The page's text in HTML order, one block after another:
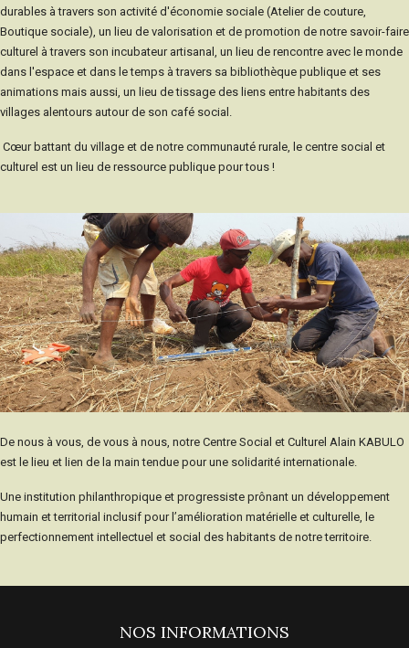
durables à travers son activité d'économie sociale (Atelier de couture,
Boutique sociale), un lieu de valorisation et de promotion de notre savoir-faire
culturel à travers son incubateur artisanal, un lieu de rencontre avec le monde
dans l'espace et dans le temps à travers sa bibliothèque publique et ses
animations mais aussi, un lieu de tissage des liens entre habitants des
villages alentours autour de son café social.
Cœur battant du village et de notre communauté rurale, le centre social et
culturel est un lieu de ressource publique pour tous !
De nous à vous, de vous à nous, notre Centre Social et Culturel Alain KABULO
est le lieu et lien de la main tendue pour une solidarité internationale.
Une institution philanthropique et progressiste prônant un développement
humain et territorial inclusif pour l’amélioration matérielle et culturelle, le
perfectionnement intellectuel et social des habitants de notre territoire.
NOS INFORMATIONS